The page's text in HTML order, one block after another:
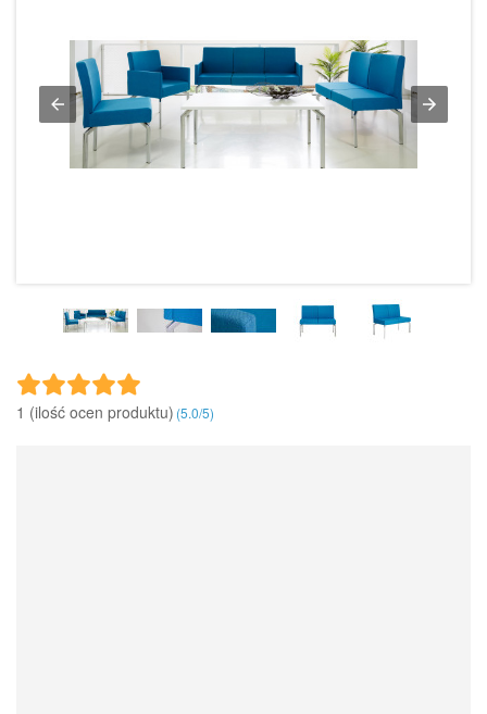
1 (ilość ocen produktu)‎(5.0/5)